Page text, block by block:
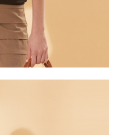
先享後付」服務完成之交
將交易相關給付款項請求債
護人之同意方可使用
帳號之用戶狀況，依本公司即
情形，本公司將視審查結果
。若發現惡意使用之情形，